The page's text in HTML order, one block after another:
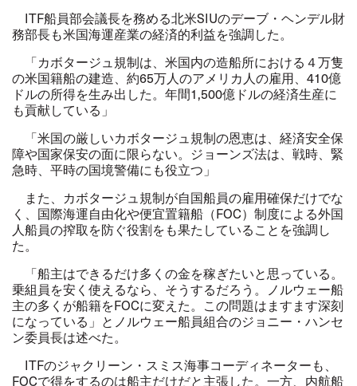
ITF船員部会議長を務める北米SIUのデーブ・ヘンデル財
務部長も米国海運産業の経済的利益を強調した。
「カボタージュ規制は、米国内の造船所における４万隻
の米国籍船の建造、約65万人のアメリカ人の雇用、410億
ドルの所得を生み出した。年間1,500億ドルの経済生産に
も貢献している」
「米国の厳しいカボタージュ規制の恩恵は、経済安全保
障や国家保安の面に限らない。ジョーンズ法は、戦時、緊
急時、平時の国境警備にも役立つ」
また、カボタージュ規制が自国船員の雇用確保だけでな
く、国際海運自由化や便宜置籍船（FOC）制度による外国
人船員の搾取を防ぐ役割をも果たしていることを強調し
た。
「船主はできるだけ多くの金を稼ぎたいと思っている。
乗組員を安く使えるなら、そうするだろう。ノルウェー船
主の多くが船籍をFOCに変えた。この問題はますます深刻
になっている」とノルウェー船員組合のジョニー・ハンセ
ン委員長は述べた。
ITFのジャクリーン・スミス海事コーディネーターも、
FOCで得をするのは船主だけだと主張した。一方、内航船